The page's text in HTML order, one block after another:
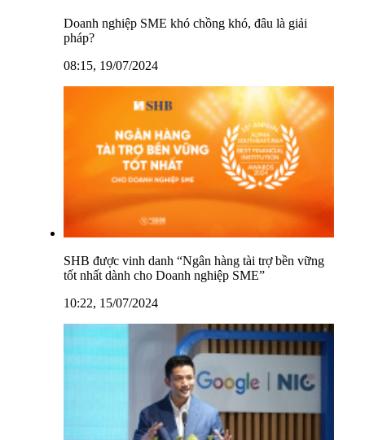
Doanh nghiệp SME khó chồng khó, đâu là giải
pháp?
08:15, 19/07/2024
SHB được vinh danh “Ngân hàng tài trợ bền vững
tốt nhất dành cho Doanh nghiệp SME”
10:22, 15/07/2024